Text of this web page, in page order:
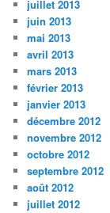
juillet 2013
juin 2013
mai 2013
avril 2013
mars 2013
février 2013
janvier 2013
décembre 2012
novembre 2012
octobre 2012
septembre 2012
août 2012
juillet 2012